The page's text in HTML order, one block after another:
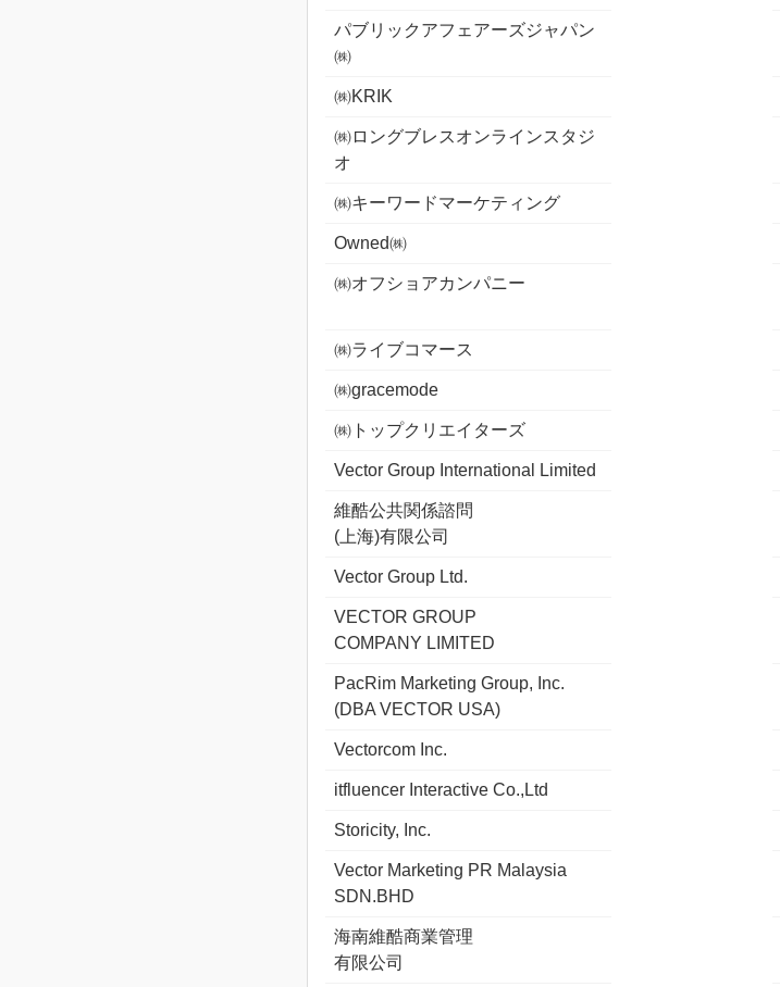
パブリックアフェアーズジャパン
㈱
㈱KRIK
㈱ロングブレスオンラインスタジ
オ
㈱キーワードマーケティング
Owned㈱
㈱オフショアカンパニー
㈱ライブコマース
㈱gracemode
㈱トップクリエイターズ
Vector Group International Limited
維酷公共関係諮問
(上海)有限公司
Vector Group Ltd.
VECTOR GROUP
COMPANY LIMITED
PacRim Marketing Group, Inc.
(DBA VECTOR USA)
Vectorcom Inc.
itfluencer Interactive Co.,Ltd
Storicity, Inc.
Vector Marketing PR Malaysia
SDN.BHD
海南維酷商業管理
有限公司